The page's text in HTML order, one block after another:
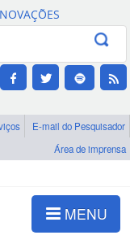
Canais
E-mail do Pesquisador
Área de imprensa
MENU